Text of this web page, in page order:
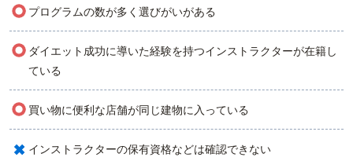
○ プログラムの数が多く選びがいがある
○ ダイエット成功に導いた経験を持つインストラクターが在籍し
ている
○ 買い物に便利な店舗が同じ建物に入っている
× インストラクターの保有資格などは確認できない